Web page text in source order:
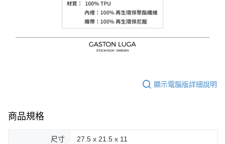
顯示電腦版詳細說明
商品規格
尺寸 27.5 x 21.5 x 11